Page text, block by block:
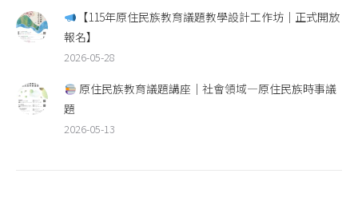
【115年原住民族教育議題教學設計工作坊｜正式開放
報名】
2026-05-28
原住民族教育議題講座｜社會領域—原住民族時事議
題
2026-05-13